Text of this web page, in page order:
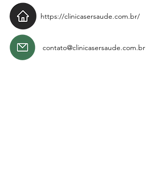
https://clinicasersaude.com.br/
contato@clinicasersaude.com.br